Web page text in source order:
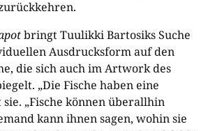
bringt Tuulikki Bartosiks Suche
Ausdrucksform auf den
die sich auch im Artwork des
„Die Fische haben eine
sie. „Fische können überallhin
kann ihnen sagen, wohin sie